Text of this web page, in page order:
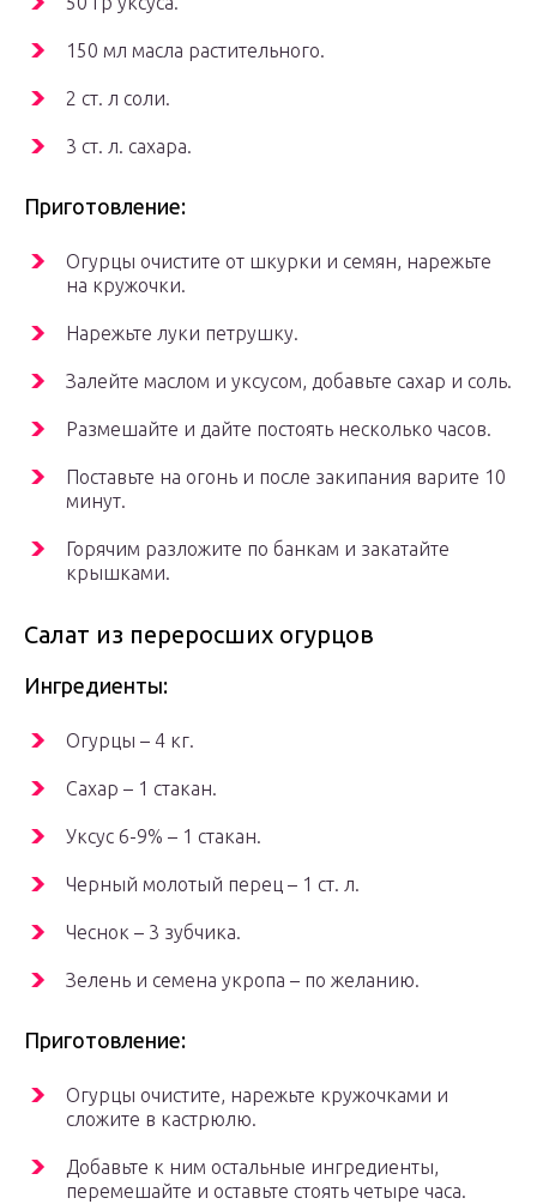
150 мл масла растительного.
2 ст. л соли.
3 ст. л. сахара.
Приготовление:
Огурцы очистите от шкурки и семян, нарежьте
на кружочки.
Нарежьте луки петрушку.
Залейте маслом и уксусом, добавьте сахар и соль.
Размешайте и дайте постоять несколько часов.
Поставьте на огонь и после закипания варите 10
минут.
Горячим разложите по банкам и закатайте
крышками.
Салат из переросших огурцов
Ингредиенты:
Огурцы – 4 кг.
Сахар – 1 стакан.
Уксус 6-9% – 1 стакан.
Черный молотый перец – 1 ст. л.
Чеснок – 3 зубчика.
Зелень и семена укропа – по желанию.
Приготовление:
Огурцы очистите, нарежьте кружочками и
сложите в кастрюлю.
Добавьте к ним остальные ингредиенты,
перемешайте и оставьте стоять четыре часа.